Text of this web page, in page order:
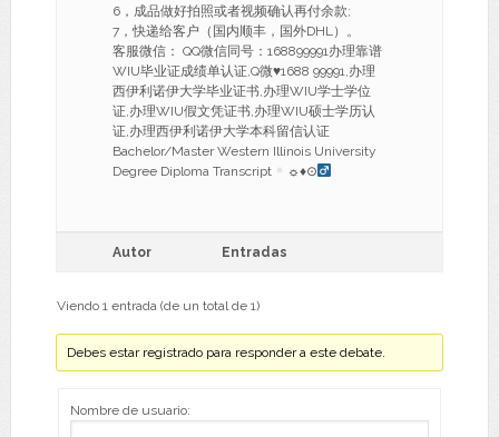
6，成品做好拍照或者视频确认再付余款;
7，快递给客户（国内顺丰，国外DHL）。
客服微信： QQ微信同号：168899991办理靠谱
WIU毕业证成绩单认证,Q微♥1688 99991,办理
西伊利诺伊大学毕业证书,办理WIU学士学位
证,办理WIU假文凭证书,办理WIU硕士学历认
证,办理西伊利诺伊大学本科留信认证
Bachelor/Master Western Illinois University
Degree Diploma Transcript
☼♦⊙
Autor Entradas
Viendo 1 entrada (de un total de 1)
Debes estar registrado para responder a este debate.
Nombre de usuario: